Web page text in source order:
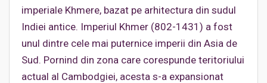
imperiale Khmere, bazat pe arhitectura din sudul
Indiei antice. Imperiul Khmer (802-1431) a fost
unul dintre cele mai puternice imperii din Asia de
Sud. Pornind din zona care corespunde teritoriului
actual al Cambodgiei, acesta s-a expansionat